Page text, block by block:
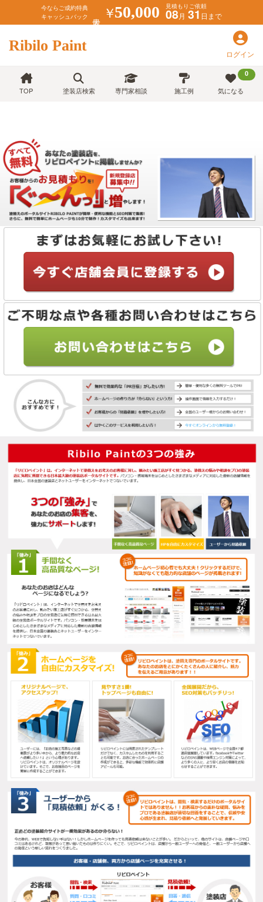
今ならご成約特典
キャッシュバック
￥50,000 見積もりご依頼
08月 31日まで
Ribilo Paint ログイン
TOP 塗装店検索 専門家相談 施工例
0
気になる